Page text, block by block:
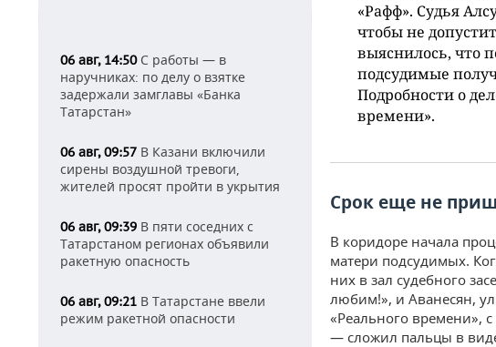
06 авг, 14:50С работы — в
наручниках: по делу о взятке
задержали замглавы «Банка
Татарстан»
06 авг, 09:57 В Казани включили
сирены воздушной тревоги,
жителей просят пройти в укрытия
06 авг, 09:39 В пяти соседних с
Татарстаном регионах объявили
ракетную опасность
06 авг, 09:21 В Татарстане ввели
режим ракетной опасности
«Рафф». Судья
чтобы не
выяснилось, что
подсудимые
Подробности о
времени».
Срок еще не
В коридоре начала
матери подсудимых.
них в зал судебного
любим!», и Аванесян,
«Реального времени»,
— сложил пальцы в